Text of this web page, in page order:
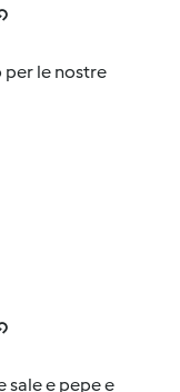
le nostre
sale e pepe e